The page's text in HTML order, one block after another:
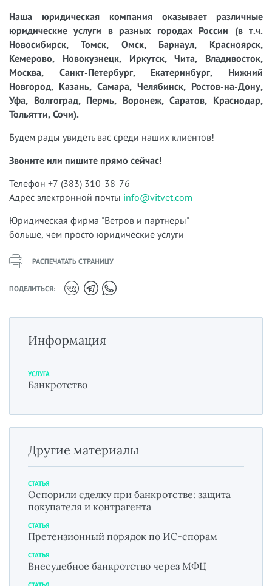
Наша юридическая компания оказывает различные
юридические услуги в разных городах России (в т.ч.
Новосибирск, Томск, Омск, Барнаул, Красноярск,
Кемерово, Новокузнецк, Иркутск, Чита, Владивосток,
Москва, Санкт-Петербург, Екатеринбург, Нижний
Новгород, Казань, Самара, Челябинск, Ростов-на-Дону,
Уфа, Волгоград, Пермь, Воронеж, Саратов, Краснодар,
Тольятти, Сочи).
Будем рады увидеть вас среди наших клиентов!
Звоните или пишите прямо сейчас!
Телефон +7 (383) 310-38-76
Адрес электронной почты info@vitvet.com
Юридическая фирма "Ветров и партнеры"
больше, чем просто юридические услуги
РАСПЕЧАТАТЬ СТРАНИЦУ
ПОДЕЛИТЬСЯ:
Информация
УСЛУГА
Банкротство
Другие материалы
СТАТЬЯ
Оспорили сделку при банкротстве: защита
покупателя и контрагента
СТАТЬЯ
Претензионный порядок по ИС-спорам
СТАТЬЯ
Внесудебное банкротство через МФЦ